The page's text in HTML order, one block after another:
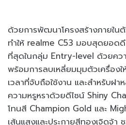
ด้วยการพัฒนาโครงสร้างภายใน
ทำให้ realme C53 มอบสุดยอด
ที่สุดในกลุ่ม Entry-level ด้วยคว
พร้อมการลบเหลี่ยมมุมตัวเครื่อง
เวลาที่จับถือใช้งาน และสำหรับฝ
ความหรูหราด้วยดีไซน์ Shiny
โทนสี Champion Gold และ
เส้นแสงและประกายสีทองเจิดจ้า